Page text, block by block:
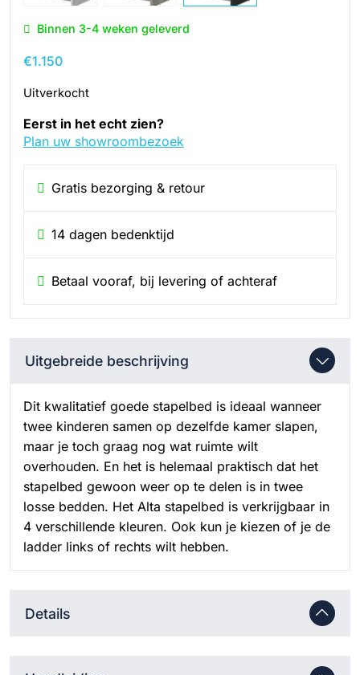
Binnen 3-4 weken geleverd
€1.150
Uitverkocht
Eerst in het echt zien?
Plan uw showroombezoek
Gratis bezorging & retour
14 dagen bedenktijd
Betaal vooraf, bij levering of achteraf
Uitgebreide beschrijving
Dit kwalitatief goede stapelbed is ideaal wanneer
twee kinderen samen op dezelfde kamer slapen,
maar je toch graag nog wat ruimte wilt
overhouden. En het is helemaal praktisch dat het
stapelbed gewoon weer op te delen is in twee
losse bedden. Het Alta stapelbed is verkrijgbaar in
4 verschillende kleuren. Ook kun je kiezen of je de
ladder links of rechts wilt hebben.
Details